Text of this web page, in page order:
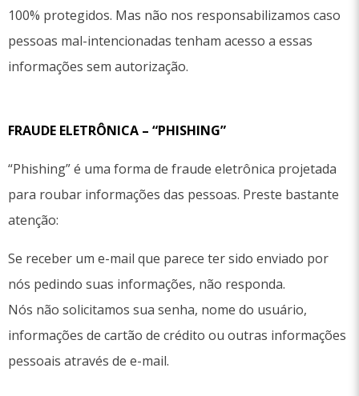
100% protegidos. Mas não nos responsabilizamos caso
pessoas mal-intencionadas tenham acesso a essas
informações sem autorização.
FRAUDE ELETRÔNICA – “PHISHING”
“Phishing” é uma forma de fraude eletrônica projetada
para roubar informações das pessoas. Preste bastante
atenção:
Se receber um e-mail que parece ter sido enviado por
nós pedindo suas informações, não responda.
Nós não solicitamos sua senha, nome do usuário,
informações de cartão de crédito ou outras informações
pessoais através de e-mail.